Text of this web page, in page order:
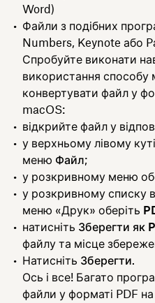
Word)
Файли з подібних
Numbers, Keynote або
Спробуйте виконати
використання
конвертувати файл у
macOS:
відкрийте файл у
у верхньому лівому
меню Файл;
у розкривному меню
у розкривному списку в
меню «Друк» оберіть
натисніть Зберегти як
файлу та місце
Натисніть Зберегти.
Ось і все! Багато
файли у форматі PDF